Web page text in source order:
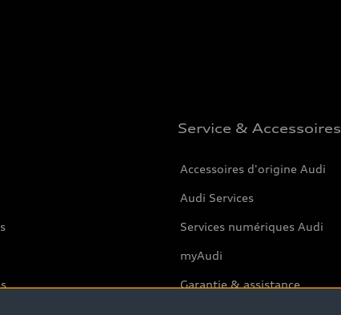
Service & Accessoires
Accessoires d'origine Audi
Audi Services
Services numériques Audi
myAudi
Garantie & assistance